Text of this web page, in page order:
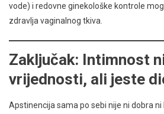
vode) i redovne ginekološke kontrole
zdravlja vaginalnog tkiva.
Zaključak: Intimnost
vrijednosti, ali jeste
Apstinencija sama po sebi nije ni dobra